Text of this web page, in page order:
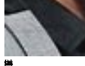
[ssba-buttons]